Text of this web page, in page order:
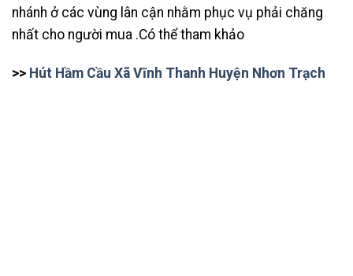
nhánh ở các vùng lân cận nhằm phục vụ phải chăng
nhất cho người mua .Có thể tham khảo
>> Hút Hầm Cầu Xã Vĩnh Thanh Huyện Nhơn Trạch